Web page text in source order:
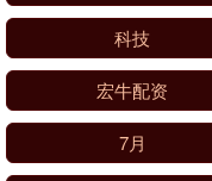
科技
宏牛配资
7月